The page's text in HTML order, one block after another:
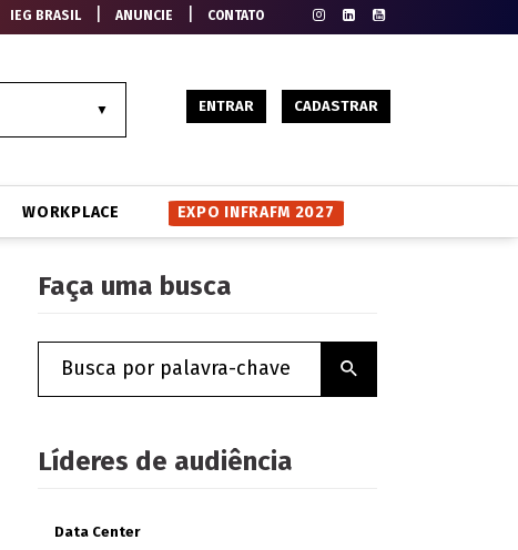
IEG BRASIL|ANUNCIE CONTATO
ENTRAR CADASTRAR
WORKPLACE EXPO INFRAFM 2027
Faça uma busca
Líderes de audiência
Data Center